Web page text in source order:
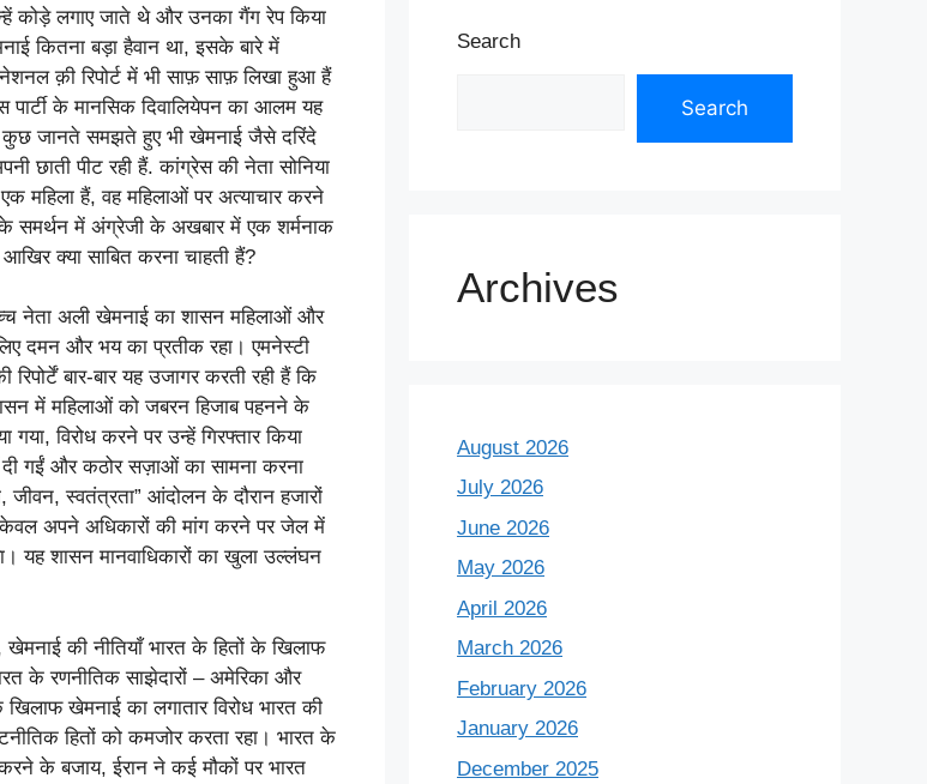
कोड़े लगाए जाते थे और उनका गैंग रेप किया
कितना बड़ा हैवान था, इसके बारे में
क़ी रिपोर्ट में भी साफ़ साफ़ लिखा हुआ हैं
पार्टी के मानसिक दिवालियेपन का आलम यह
जानते समझते हुए भी खेमनाई जैसे दरिंदे
छाती पीट रही हैं. कांग्रेस की नेता सोनिया
महिला हैं, वह महिलाओं पर अत्याचार करने
समर्थन में अंग्रेजी के अखबार में एक शर्मनाक
क्या साबित करना चाहती हैं?
नेता अली खेमनाई का शासन महिलाओं और
दमन और भय का प्रतीक रहा। एमनेस्टी
बार-बार यह उजागर करती रही हैं कि
में महिलाओं को जबरन हिजाब पहनने के
गया, विरोध करने पर उन्हें गिरफ्तार किया
दी गईं और कठोर सज़ाओं का सामना करना
जीवन, स्वतंत्रता” आंदोलन के दौरान हजारों
अपने अधिकारों की मांग करने पर जेल में
यह शासन मानवाधिकारों का खुला उल्लंघन
खेमनाई की नीतियाँ भारत के हितों के खिलाफ
के रणनीतिक साझेदारों – अमेरिका और
खेमनाई का लगातार विरोध भारत की
हितों को कमजोर करता रहा। भारत के
के बजाय, ईरान ने कई मौकों पर भारत
Search
Search
Archives
August 2026
July 2026
June 2026
May 2026
April 2026
March 2026
February 2026
January 2026
December 2025